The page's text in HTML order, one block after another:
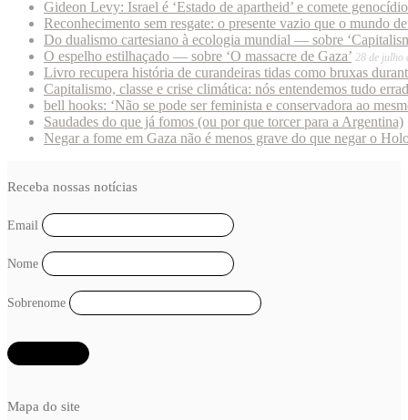
Gideon Levy: Israel é ‘Estado de apartheid’ e comete
Reconhecimento sem resgate: o presente vazio que o mundo
Do dualismo cartesiano à ecologia mundial — sobre
O espelho estilhaçado — sobre ‘O massacre de Gaza’ 28 de julho
Livro recupera história de curandeiras tidas como bruxas
Capitalismo, classe e crise climática: nós entendemos tudo
bell hooks: ‘Não se pode ser feminista e conservadora ao
Saudades do que já fomos (ou por que torcer para a Argentina)
Negar a fome em Gaza não é menos grave do que negar o
Mapa do site
Receba nossas notícias
Email
Nome
Sobrenome